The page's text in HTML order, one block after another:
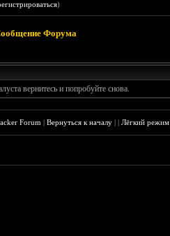
)
Форума
вернитесь и попробуйте снова.
Forum |Вернуться к началу ||Лёгкий режим